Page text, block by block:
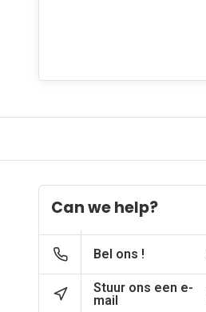
Can we help?
Bel ons !
Stuur ons een e-
mail